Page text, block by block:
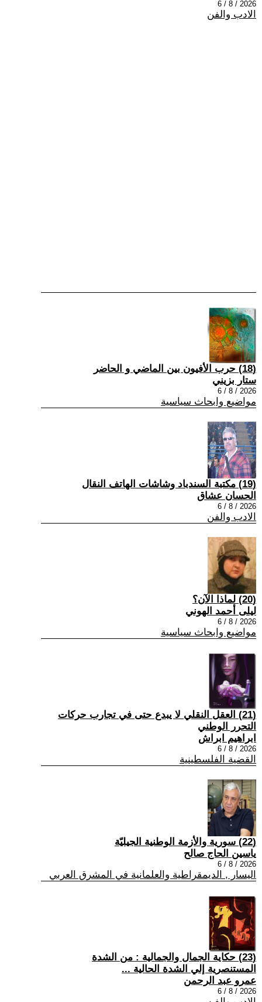
2026 / 8 / 6
الادب والفن
(18) حرب الأفيون بين الماضي و الحاضر
ستار بزيني
2026 / 8 / 6
مواضيع وابحاث سياسية
(19) مكتبة السندباد وشاشات الهاتف النقال
الحسان عشاق
2026 / 8 / 6
الادب والفن
(20) لماذا الآن؟
ليلى أحمد الهوني
2026 / 8 / 6
مواضيع وابحاث سياسية
(21) العقل النقلي لا يبدع حتى في تجارب حركات
التحرر الوطني
ابراهيم ابراش
2026 / 8 / 6
القضية الفلسطينية
(22) سورية والأزمة الوطنية الجيليّة
ياسين الحاج صالح
2026 / 8 / 6
اليسار , الديمقراطية والعلمانية في المشرق العربي
(23) حكاية الجمال والجمالية : من الشدة
المستنصرية إلي الشدة الحالية ...
عمرو عبد الرحمن
2026 / 8 / 6